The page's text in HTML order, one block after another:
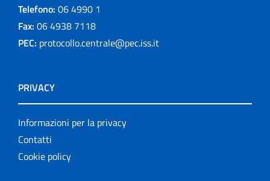
Telefono: 06 4990 1
Fax: 06 4938 7118
PEC: protocollo.centrale@pec.iss.it
PRIVACY
Informazioni per la privacy
Contatti
Cookie policy